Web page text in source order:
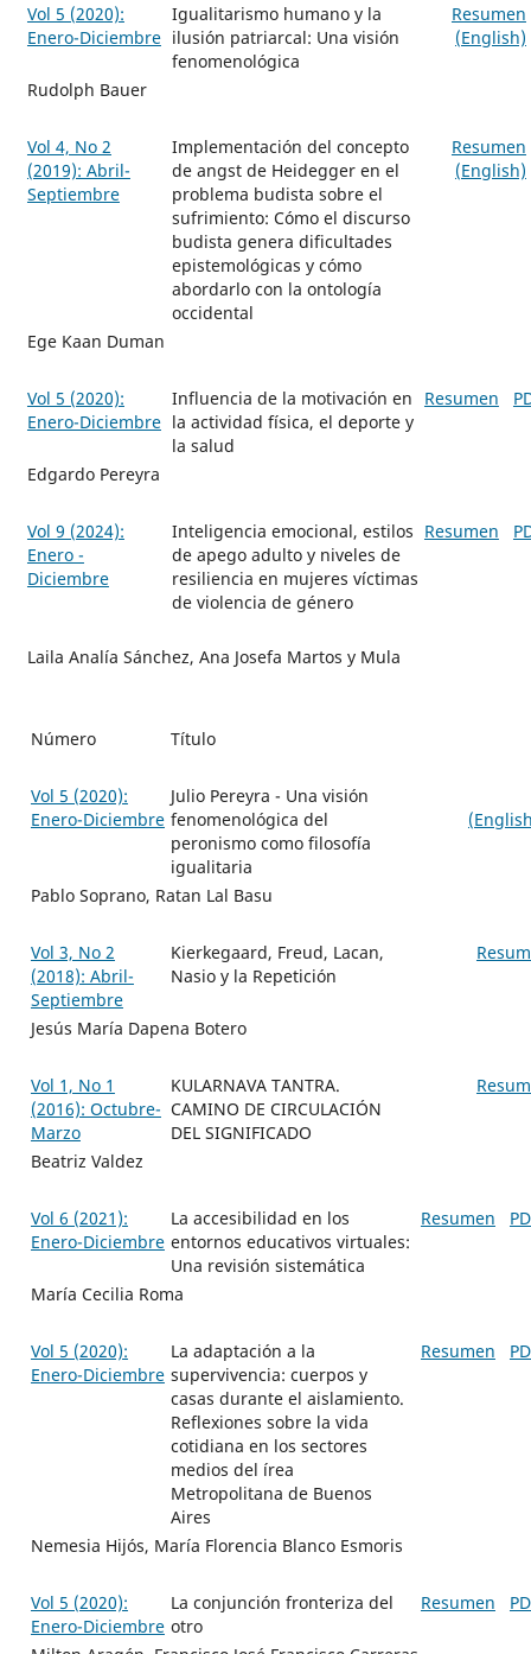
Vol 5 (2020):
Enero-Diciembre
Igualitarismo humano y la
ilusión patriarcal: Una visión
fenomenológica
Resumen
(English)
Rudolph Bauer
Vol 4, No 2
(2019): Abril-
Septiembre
Implementación del concepto
de angst de Heidegger en el
problema budista sobre el
sufrimiento: Cómo el discurso
budista genera dificultades
epistemológicas y cómo
abordarlo con la ontología
occidental
Resumen
(English)
Ege Kaan Duman
Vol 5 (2020):
Enero-Diciembre
Influencia de la motivación en
la actividad física, el deporte y
la salud
Resumen
Edgardo Pereyra
Vol 9 (2024):
Enero -
Diciembre
Inteligencia emocional, estilos
de apego adulto y niveles de
resiliencia en mujeres víctimas
de violencia de género
Resumen
Laila Analía Sánchez, Ana Josefa Martos y Mula
Número Título
Vol 5 (2020):
Enero-Diciembre
Julio Pereyra - Una visión
fenomenológica del
peronismo como filosofía
igualitaria
Pablo Soprano, Ratan Lal Basu
Vol 3, No 2
(2018): Abril-
Septiembre
Kierkegaard, Freud, Lacan,
Nasio y la Repetición
Jesús María Dapena Botero
Vol 1, No 1
(2016): Octubre-
Marzo
KULARNAVA TANTRA.
CAMINO DE CIRCULACIÓN
DEL SIGNIFICADO
Beatriz Valdez
Vol 6 (2021):
Enero-Diciembre
La accesibilidad en los
entornos educativos virtuales:
Una revisión sistemática
Resumen
Marí­a Cecilia Roma
Vol 5 (2020):
Enero-Diciembre
La adaptación a la
supervivencia: cuerpos y
casas durante el aislamiento.
Reflexiones sobre la vida
cotidiana en los sectores
medios del írea
Metropolitana de Buenos
Aires
Resumen
Nemesia Hijós, María Florencia Blanco Esmoris
Vol 5 (2020):
Enero-Diciembre
La conjunción fronteriza del
otro
Resumen